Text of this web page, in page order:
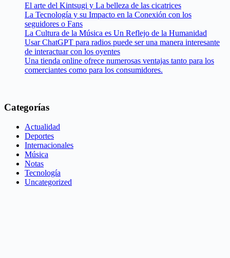
El arte del Kintsugi y La belleza de las cicatrices
La Tecnología y su Impacto en la Conexión con los
seguidores o Fans
La Cultura de la Música es Un Reflejo de la Humanidad
Usar ChatGPT para radios puede ser una manera interesante
de interactuar con los oyentes
Una tienda online ofrece numerosas ventajas tanto para los
comerciantes como para los consumidores.
Categorías
Actualidad
Deportes
Internacionales
Música
Notas
Tecnología
Uncategorized